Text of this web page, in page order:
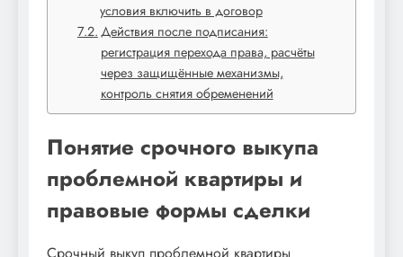
условия включить в договор
Действия после подписания:
регистрация перехода права, расчёты
через защищённые механизмы,
контроль снятия обременений
Понятие срочного выкупа
проблемной квартиры и
правовые формы сделки